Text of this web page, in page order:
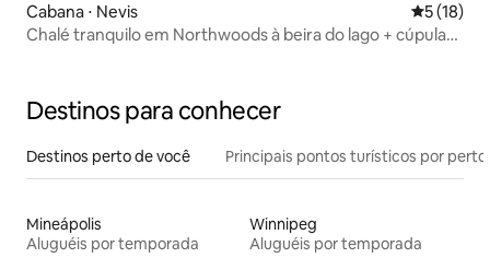
Cabana ⋅ Nevis 5 de uma
5 (18)
Chalé tranquilo em Northwoods à beira do lago + cúpula
Destinos para conhecer
Destinos perto de você Principais pontos turísticos por perto
Mineápolis
Aluguéis por temporada
Winnipeg
Aluguéis por temporada